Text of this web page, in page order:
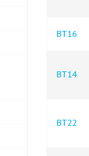
ВТ16
ВТ14
ВТ22